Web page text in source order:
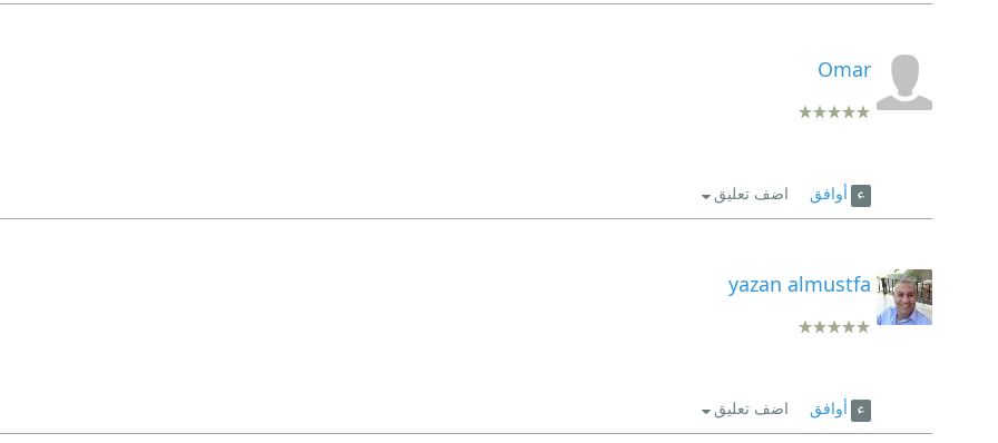
Omar
أوافق اضف تعليق
yazan almustfa
أوافق اضف تعليق